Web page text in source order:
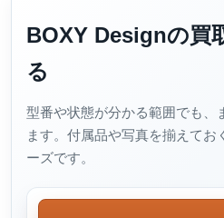
BOXY Designの買
る
型番や状態が分かる範囲でも、
ます。付属品や写真を揃えてお
ーズです。